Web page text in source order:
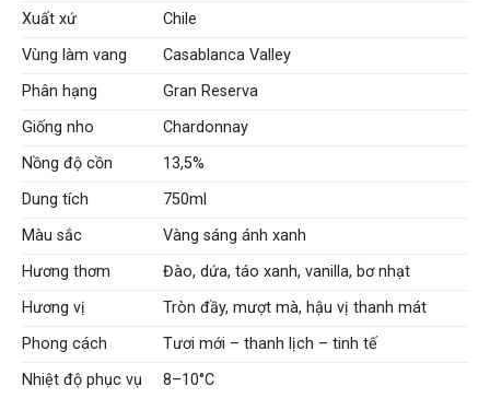
Xuất xứ
Chile
Vùng làm vang
Casablanca Valley
Phân hạng
Gran Reserva
Giống nho
Chardonnay
Nồng độ cồn
13,5%
Dung tích
750ml
Màu sắc
Vàng sáng ánh xanh
Hương thơm
Đào, dứa, táo xanh, vanilla, bơ nhạt
Hương vị
Tròn đầy, mượt mà, hậu vị thanh mát
Phong cách
Tươi mới – thanh lịch – tinh tế
Nhiệt độ phục vụ
8–10°C